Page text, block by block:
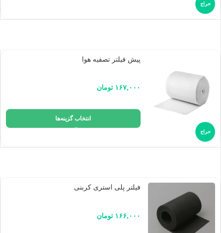
حراج
حراج
پیش فیلتر تصفیه هوا
۱۶۷,۰۰۰ تومان
انتخاب گزینه‌ها
فیلتر پلی استری کربنی
۱۶۶,۰۰۰ تومان